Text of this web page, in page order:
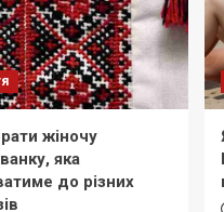
жіночу
яка
до різних